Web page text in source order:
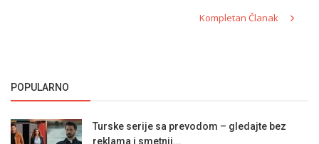
Kompletan Članak
POPULARNO
Turske serije sa prevodom – gledajte bez
reklama i smetnji...